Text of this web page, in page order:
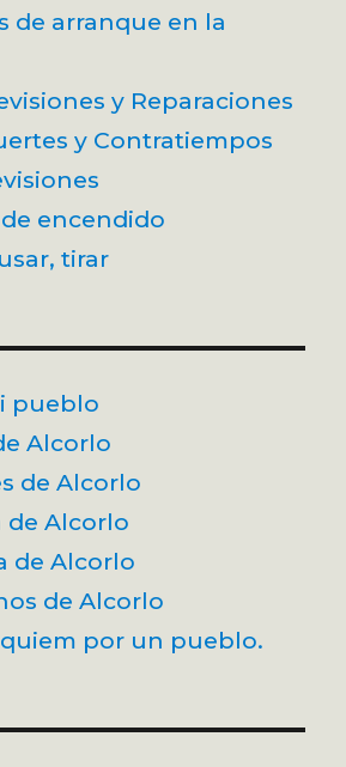
de arranque en la
y Reparaciones
y Contratiempos
encendido
tirar
pueblo
Alcorlo
de Alcorlo
de Alcorlo
de Alcorlo
de Alcorlo
por un pueblo.